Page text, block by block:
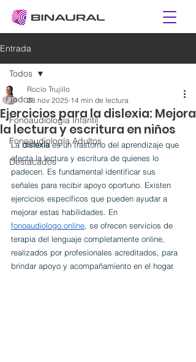
Entrada
Todos
Fonoaudiología Infantil
Fonoaudiología Adultos
Destacados
Todos
Ejercicios para la dislexia: Mejora
la lectura y escritura en niños
Rocío Trujillo
28 nov 2025 14 min de lectura
La dislexia es un trastorno del aprendizaje que
afecta la lectura y escritura de quienes lo
padecen. Es fundamental identificar sus
señales para recibir apoyo oportuno. Existen
ejercicios específicos que pueden ayudar a
mejorar estas habilidades. En
fonoaudiologo.online, se ofrecen servicios de
terapia del lenguaje completamente online,
realizados por profesionales acreditados, para
brindar apoyo y acompañamiento en el hogar.